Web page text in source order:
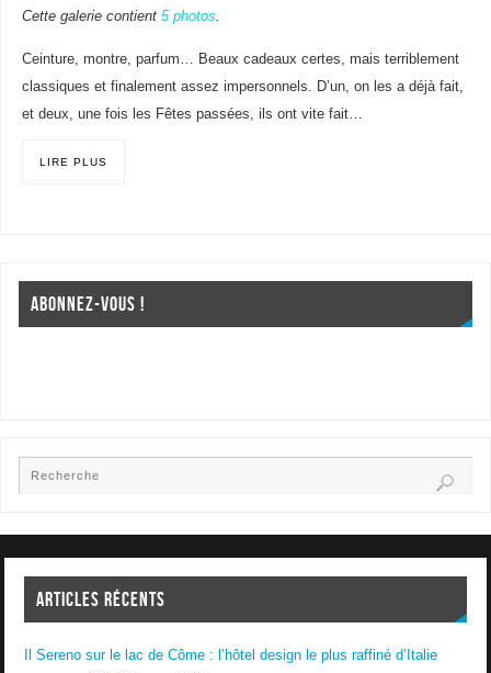
Cette galerie contient 5 photos.
Ceinture, montre, parfum… Beaux cadeaux certes, mais terriblement
classiques et finalement assez impersonnels. D’un, on les a déjà fait,
et deux, une fois les Fêtes passées, ils ont vite fait…
LIRE PLUS
ABONNEZ-VOUS !
ARTICLES RÉCENTS
Il Sereno sur le lac de Côme : l’hôtel design le plus raffiné d’Italie